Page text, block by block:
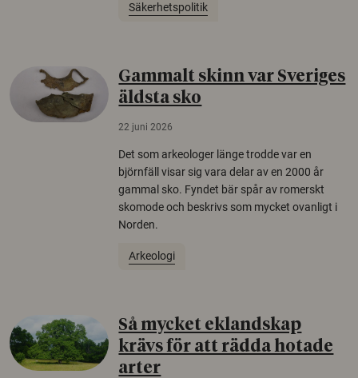
Säkerhetspolitik
Gammalt skinn var Sveriges
äldsta sko
22 juni 2026
Det som arkeologer länge trodde var en
björnfäll visar sig vara delar av en 2000 år
gammal sko. Fyndet bär spår av romerskt
skomode och beskrivs som mycket ovanligt i
Norden.
Arkeologi
Så mycket eklandskap
krävs för att rädda hotade
arter